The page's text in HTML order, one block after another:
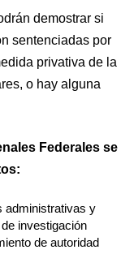
demostrar si
sentenciadas por
privativa de la
o hay alguna
Federales se
administrativas y
investigación
de autoridad